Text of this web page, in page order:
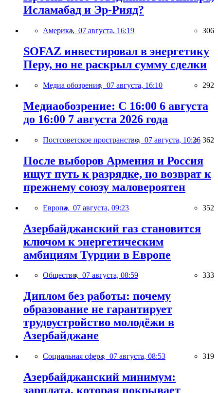
Исламабад и Эр-Рияд?
Америка, 07 августа, 16:19 306
SOFAZ инвестировал в энергетику
Перу, но не раскрыл сумму сделки
Медиа обозрение, 07 августа, 16:10 292
Медиаобозрение: С 16:00 6 августа
до 16:00 7 августа 2026 года
Постсоветское пространство, 07 августа, 10:26 362
После выборов Армения и Россия
ищут путь к разрядке, но возврат к
прежнему союзу маловероятен
Европа, 07 августа, 09:23 352
Азербайджанский газ становится
ключом к энергетическим
амбициям Турции в Европе
Общество, 07 августа, 08:59 333
Диплом без работы: почему
образование не гарантирует
трудоустройство молодёжи в
Азербайджане
Социальная сфера, 07 августа, 08:53 319
Азербайджанский минимум:
зарплата, которая покрывает